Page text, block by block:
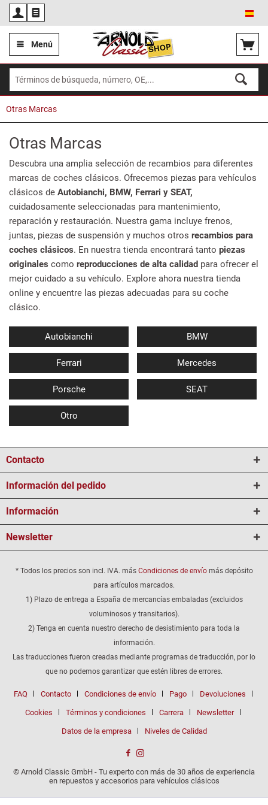
Menú
Otras Marcas
Otras Marcas
Descubra una amplia selección de recambios para diferentes
marcas de coches clásicos. Ofrecemos piezas para vehículos
clásicos de Autobianchi, BMW, Ferrari y SEAT,
cuidadosamente seleccionadas para mantenimiento,
reparación y restauración. Nuestra gama incluye frenos,
juntas, piezas de suspensión y muchos otros recambios para
coches clásicos. En nuestra tienda encontrará tanto piezas
originales como reproducciones de alta calidad para ofrecer el
mejor cuidado a su vehículo. Explore ahora nuestra tienda
online y encuentre las piezas adecuadas para su coche
clásico.
Autobianchi BMW
Ferrari Mercedes
Porsche SEAT
Otro
Contacto
Información del pedido
Información
Newsletter
* Todos los precios son incl. IVA. más Condiciones de envíomás depósito
para artículos marcados.
1) Plazo de entrega a España de mercancías embaladas (excluidos
voluminosos y transitarios).
2) Tenga en cuenta nuestro derecho de desistimiento para toda la
información.
Las traducciones fueron creadas mediante programas de traducción, por lo
que no podemos garantizar que estén libres de errores.
FAQ Contacto Condiciones de envío Pago Devoluciones
Cookies Términos y condiciones Carrera Newsletter
Datos de la empresa Niveles de Calidad
© Arnold Classic GmbH - Tu experto con más de 30 años de experiencia
en repuestos y accesorios para vehículos clásicos